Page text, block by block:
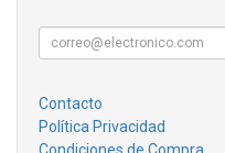
Contacto
Política Privacidad
Condiciones de Compra